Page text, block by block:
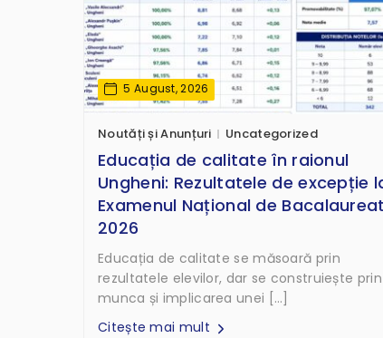
5 August, 2026
Noutăți și Anunțuri Uncategorized
Educația de calitate în raionul
Ungheni: Rezultatele de excepție
Examenul Național de Bacalaureat
2026
Educația de calitate se măsoară prin
rezultatele elevilor, dar se construiește prin
munca și implicarea unei […]
Citește mai mult